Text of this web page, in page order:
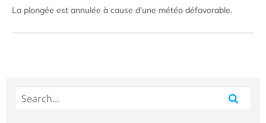
La plongée est annulée à cause d’une météo défavorable.